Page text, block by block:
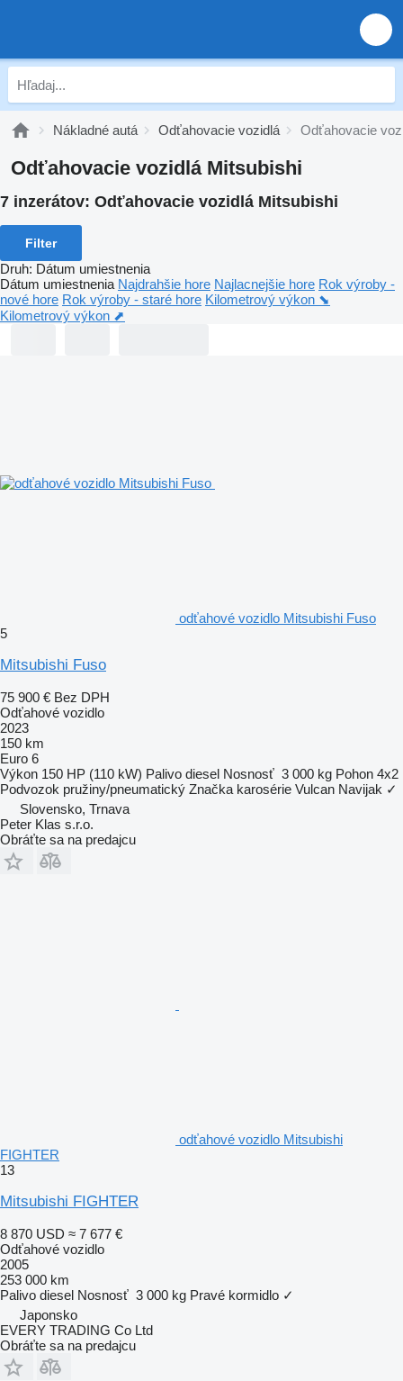
Nákladné autá Odťahovacie vozidlá Odťahovacie
Odťahovacie vozidlá Mitsubishi
7 inzerátov: Odťahovacie vozidlá Mitsubishi
Filter
Druh: Dátum umiestnenia
Dátum umiestnenia Najdrahšie hore Najlacnejšie hore Rok výroby -
nové hore Rok výroby - staré hore Kilometrový výkon ⬊
Kilometrový výkon ⬈
odťahové vozidlo Mitsubishi Fuso
5
Mitsubishi Fuso
75 900 € Bez DPH
Odťahové vozidlo
2023
150 km
Euro 6
Výkon 150 HP (110 kW) Palivo diesel Nosnosť 3 000 kg Pohon 4x2
Podvozok pružiny/pneumatický Značka karosérie Vulcan Navijak ✓
Slovensko, Trnava
Peter Klas s.r.o.
Obráťte sa na predajcu
odťahové vozidlo Mitsubishi
FIGHTER
13
Mitsubishi FIGHTER
8 870 USD ≈ 7 677 €
Odťahové vozidlo
2005
253 000 km
Palivo diesel Nosnosť 3 000 kg Pravé kormidlo ✓
Japonsko
EVERY TRADING Co Ltd
Obráťte sa na predajcu